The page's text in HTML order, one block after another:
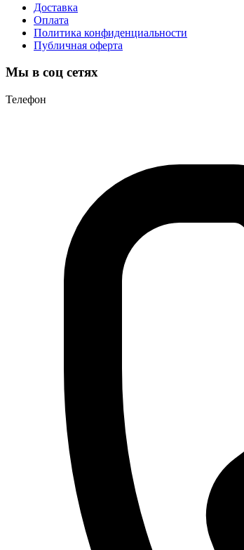
Доставка
Оплата
Политика конфиденциальности
Публичная оферта
Мы в соц сетях
Телефон